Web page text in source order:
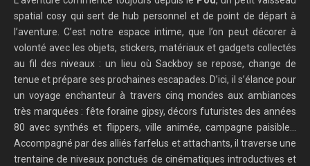
spatial cosy qui sert de hub personnel et de point de départ à
l’aventure. C’est notre espace intime, que l’on peut décorer à
volonté avec les objets, stickers, matériaux et gadgets collectés
au fil des niveaux : un lieu où Sackboy se repose, change de
tenue et prépare ses prochaines escapades. D’ici, il s’élance pour
un voyage enchanteur à travers cinq mondes aux ambiances
très marquées : fête foraine gipsy, décors futuristes des années
80 avec synthés et flippers, ville animée, campagne paisible…
Accompagné par des alliés farfelus et attachants, il traverse une
trentaine de niveaux ponctués de cinématiques introductives et